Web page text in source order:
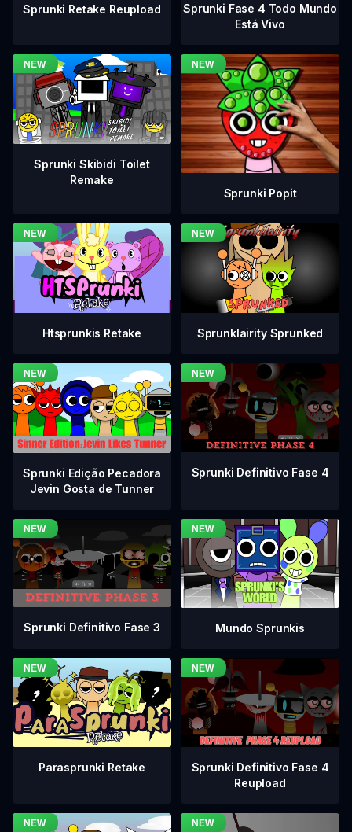
Sprunki Retake Reupload
Sprunki Fase 4 Todo Mundo
Está Vivo
Sprunki Skibidi Toilet
Remake
Sprunki Popit
Htsprunkis Retake Sprunklairity Sprunked
Sprunki Edição Pecadora
Jevin Gosta de Tunner
Sprunki Definitivo Fase 4
Sprunki Definitivo Fase 3 Mundo Sprunkis
Parasprunki Retake
Sprunki Definitivo Fase 4
Reupload